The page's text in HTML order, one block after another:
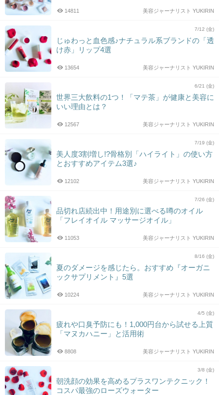
美容ジャーナリスト YUKIRIN
14811
7/12 (金)
じゅわっと血色感♪ナチュラル系ブランドの「透
け赤」リップ4選
美容ジャーナリスト YUKIRIN
13654
6/21 (金)
世界三大飲料の1つ！「マテ茶」が健康と美容に
いい理由とは？
美容ジャーナリスト YUKIRIN
12567
7/19 (金)
美人度3割増し!?骨格別「ハイライト」の使い方
とおすすめアイテム3選♪
美容ジャーナリスト YUKIRIN
12102
7/26 (金)
品切れ店続出中！用途別に選べる噂のオイル
「フレイオイル マッサージオイル」
美容ジャーナリスト YUKIRIN
11053
8/16 (金)
夏のダメージを感じたら。おすすめ『オーガニ
ックサプリメント』5選
美容ジャーナリスト YUKIRIN
10224
4/5 (金)
疲れや口臭予防にも！1,000円台から試せる上質
「マヌカハニー」と活用術
美容ジャーナリスト YUKIRIN
8808
3/8 (金)
朝洗顔の効果を高めるプラスワンテクニック！
コスパ最強のローズウォーター